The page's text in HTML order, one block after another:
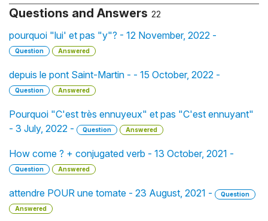
Questions and Answers 22
pourquoi "lui' et pas "y"? - 12 November, 2022 -
Question Answered
depuis le pont Saint-Martin - - 15 October, 2022 -
Question Answered
Pourquoi "C'est très ennuyeux" et pas "C'est ennuyant"
- 3 July, 2022 -
Question Answered
How come ? + conjugated verb - 13 October, 2021 -
Question Answered
attendre POUR une tomate - 23 August, 2021 -
Question
Answered